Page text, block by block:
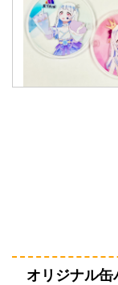
オリジナル缶